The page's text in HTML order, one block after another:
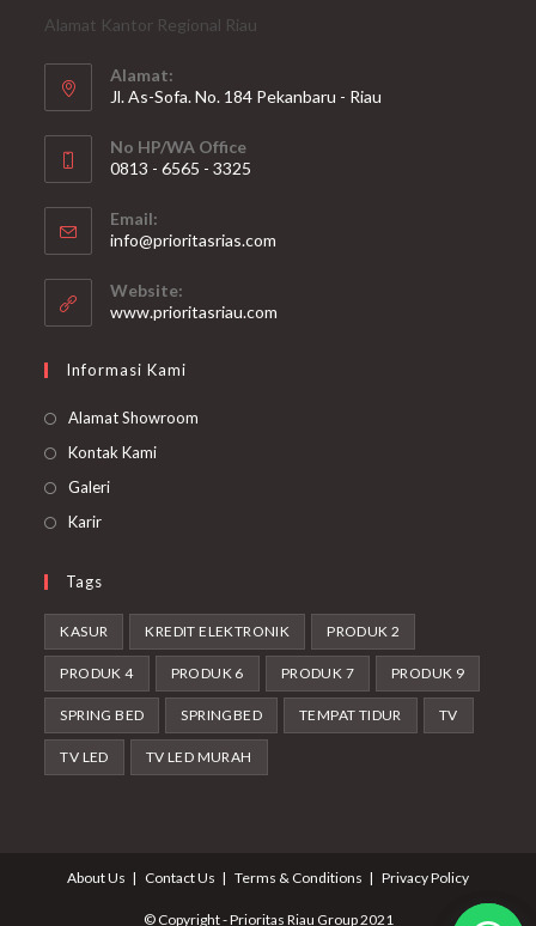
Alamat Kantor Regional Riau
Alamat:
Jl. As-Sofa. No. 184 Pekanbaru - Riau
No HP/WA Office
0813 - 6565 - 3325
in
your
application
Email:
info@prioritasrias.com
Website:
www.prioritasriau.com
Informasi Kami
Alamat Showroom
Kontak Kami
Galeri
Karir
Tags
KASUR KREDIT ELEKTRONIK PRODUK 2
PRODUK 4 PRODUK 6 PRODUK 7 PRODUK 9
SPRING BED SPRINGBED TEMPAT TIDUR TV
TV LED TV LED MURAH
About Us Contact Us Terms & Conditions Privacy Policy
© Copyright - Prioritas Riau Group 2021